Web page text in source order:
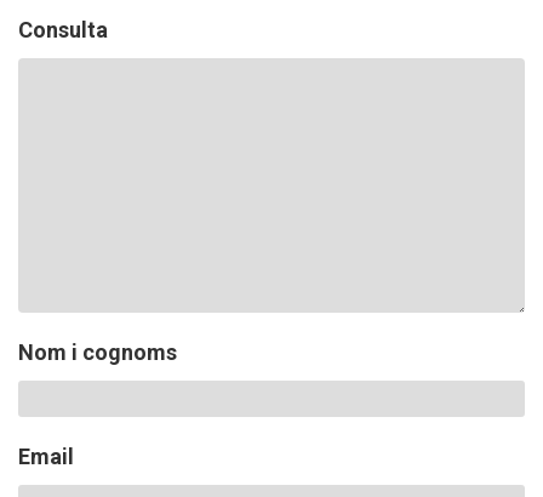
Consulta
Nom i cognoms
Email
La Fundació
Els comptes clars